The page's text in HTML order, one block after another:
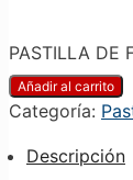
PASTILLA DE
Añadir al carrito
Categoría:
Descripción